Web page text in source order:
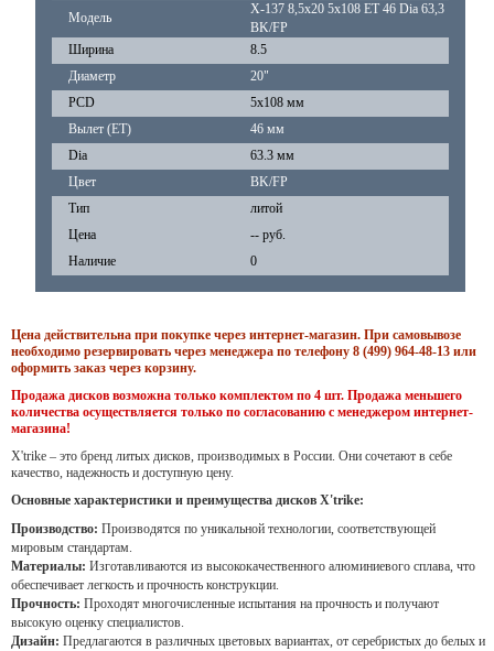
Модель
Х-137 8,5x20 5x108 ET 46 Dia 63,3
BK/FP
Ширина
8.5
Диаметр
20"
PCD
5x108 мм
Вылет (ET)
46 мм
Dia
63.3 мм
Цвет
BK/FP
Тип
литой
Цена
-- руб.
Наличие
0
Цена действительна при покупке через интернет-магазин. При самовывозе
необходимо резервировать через менеджера по телефону 8 (499) 964-48-13 или
оформить заказ через корзину.
Продажа дисков возможна только комплектом по 4 шт. Продажа меньшего
количества осуществляется только по согласованию с менеджером интернет-
магазина!
X'trike – это бренд литых дисков, производимых в России. Они сочетают в себе
качество, надежность и доступную цену.
Основные характеристики и преимущества дисков X'trike:
Производство: Производятся по уникальной технологии, соответствующей
мировым стандартам.
Материалы: Изготавливаются из высококачественного алюминиевого сплава, что
обеспечивает легкость и прочность конструкции.
Прочность: Проходят многочисленные испытания на прочность и получают
высокую оценку специалистов.
Дизайн: Предлагаются в различных цветовых вариантах, от серебристых до белых и